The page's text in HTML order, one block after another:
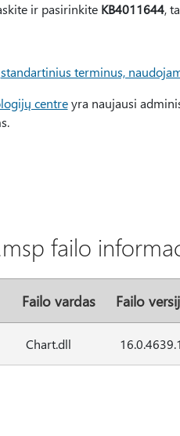
ir pasirinkite KB4011644,
standartinius terminus,
centreyra naujausi
failo
Failo vardas Failo
Chart.dll